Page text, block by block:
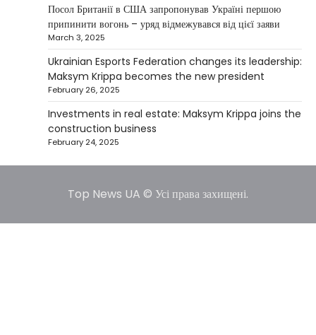
Міністр енергетики США Кріс Райт заявив, що
Сполучені Штати “без проблем” візьмуть на себе
управління…
Посол Британії в США запропонував Україні першою
припинити вогонь – уряд відмежувався від цієї заяви
March 3, 2025
Ukrainian Esports Federation changes its leadership:
Maksym Krippa becomes the new president
February 26, 2025
Investments in real estate: Maksym Krippa joins the
construction business
February 24, 2025
Top News UA © Усі права захищені.